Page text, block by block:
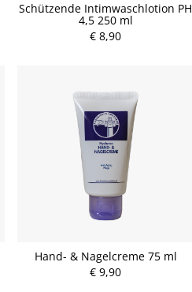
Schützende Intimwaschlotion PH
4,5 250 ml
€ 8,90
Hand- & Nagelcreme 75 ml
€ 9,90